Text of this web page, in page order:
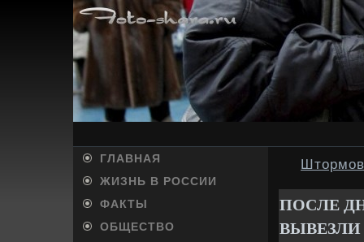
ГЛАВНАЯ
ЖИЗНЬ В РОССИИ
ФАКТЫ
ОБЩЕСТВО
ПОСЛЕ
ВЫВЕЗЛИ